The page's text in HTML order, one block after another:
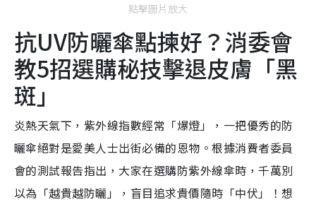
點擊圖片放大
抗UV防曬傘點揀好？消委會
教5招選購秘技擊退皮膚「黑
斑」
炎熱天氣下，紫外線指數經常「爆燈」，一把優秀的防
曬傘絕對是愛美人士出街必備的恩物。根據消費者委員
會的測試報告指出，大家在選購防紫外線傘時，千萬別
以為「越貴越防曬」，盲目追求貴價隨時「中伏」！想